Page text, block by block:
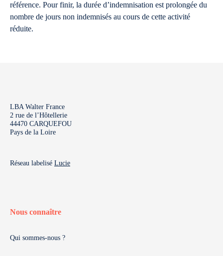
référence. Pour finir, la durée d’indemnisation est prolongée du
nombre de jours non indemnisés au cours de cette activité
réduite.
LBA Walter France
2 rue de l’Hôtellerie
44470 CARQUEFOU
Pays de la Loire
Réseau labelisé Lucie
Nous connaître
Qui sommes-nous ?